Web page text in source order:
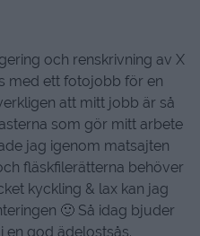
och renskrivning av X
med ett fotojobb för en
att mitt jobb är så
som gör mitt arbete
jag igenom matsajten
fläskfilerätterna behöver
kyckling & lax kan jag
🙂 Så idag bjuder
en god ädelostsås.